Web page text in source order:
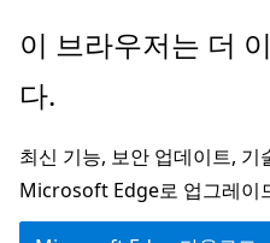
주
콘
츠
로
건
이 브라우저는 더
다.
최신 기능, 보안 업데이트, 기
Microsoft Edge로 업그레이